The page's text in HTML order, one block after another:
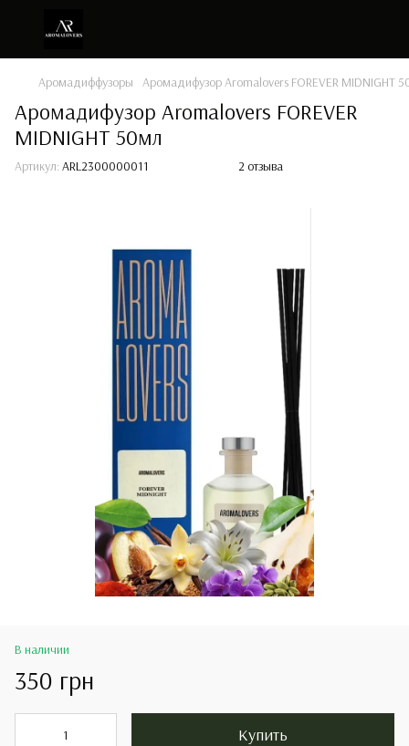
Аромадиффузоры Аромадифузор Aromalovers FOREVER MIDNIGHT
Аромадифузор Aromalovers FOREVER
MIDNIGHT 50мл
Артикул: ARL2300000011 2 отзыва
В наличии
350 грн
Купить